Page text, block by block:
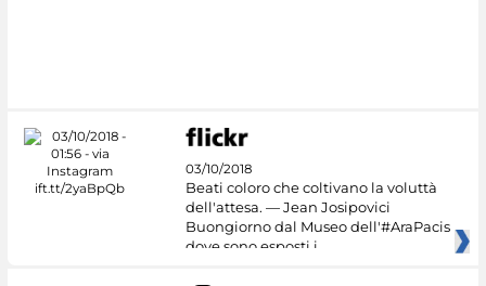
03/10/2018
Beati coloro che coltivano la voluttà
dell'attesa. — Jean Josipovici
Buongiorno dal Museo dell'#AraPacis
dove sono esposti i